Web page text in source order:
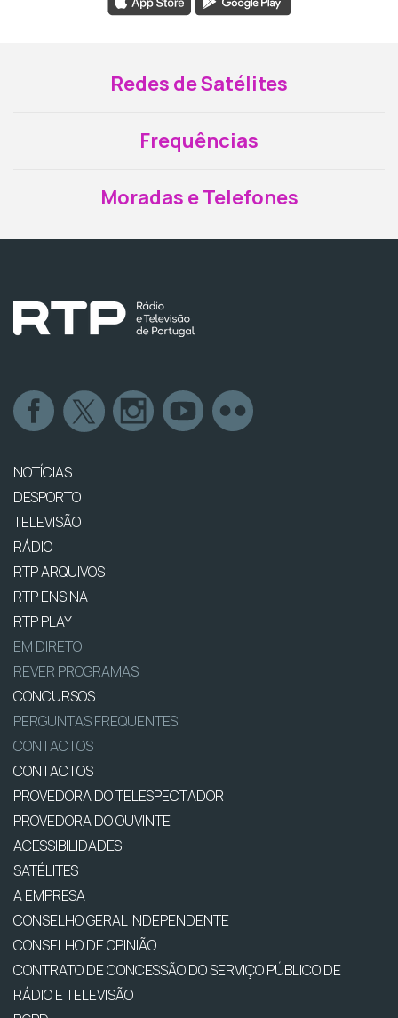
Redes de Satélites
Frequências
Moradas e Telefones
NOTÍCIAS
DESPORTO
TELEVISÃO
RÁDIO
RTP ARQUIVOS
RTP ENSINA
RTP PLAY
EM DIRETO
REVER PROGRAMAS
CONCURSOS
PERGUNTAS FREQUENTES
CONTACTOS
CONTACTOS
PROVEDORA DO TELESPECTADOR
PROVEDORA DO OUVINTE
ACESSIBILIDADES
SATÉLITES
A EMPRESA
CONSELHO GERAL INDEPENDENTE
CONSELHO DE OPINIÃO
CONTRATO DE CONCESSÃO DO SERVIÇO PÚBLICO DE
RÁDIO E TELEVISÃO